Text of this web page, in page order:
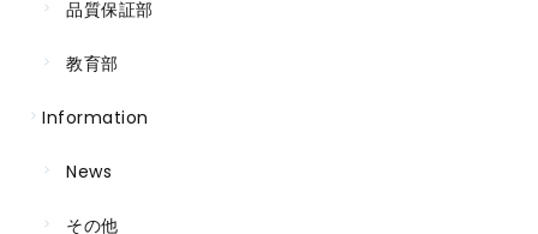
品質保証部
教育部
Information
News
その他